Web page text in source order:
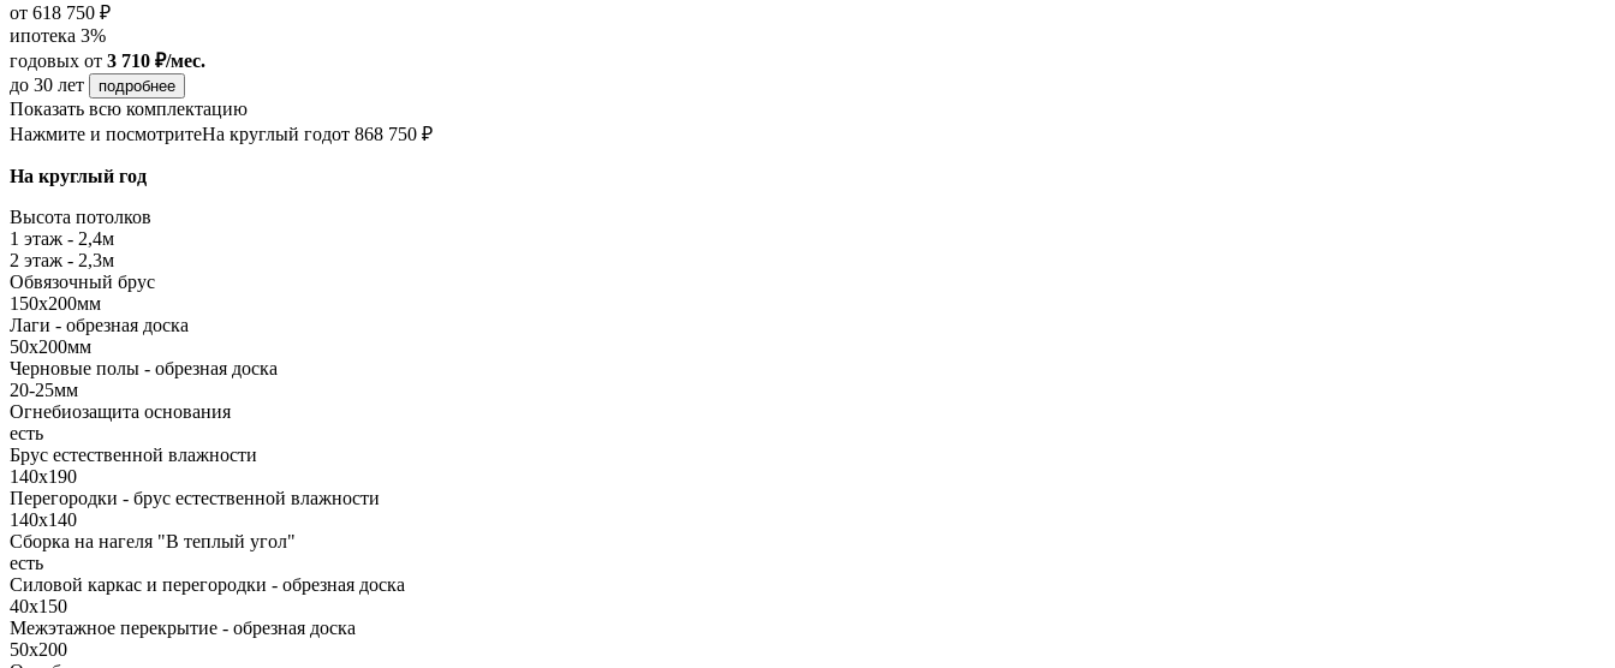
от 618 750 ₽
ипотека 3%
годовых от 3 710 ₽/мес.
до 30 лет
подробнее
Показать всю комплектацию
Нажмите и посмотритеНа круглый годот 868 750 ₽
На круглый год
Высота потолков
1 этаж - 2,4м
2 этаж - 2,3м
Обвязочный брус
150х200мм
Лаги - обрезная доска
50х200мм
Черновые полы - обрезная доска
20-25мм
Огнебиозащита основания
есть
Брус естественной влажности
140х190
Перегородки - брус естественной влажности
140х140
Сборка на нагеля "В теплый угол"
есть
Силовой каркас и перегородки - обрезная доска
40х150
Межэтажное перекрытие - обрезная доска
50х200